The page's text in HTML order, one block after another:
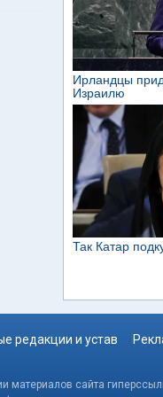
редакции и устав
сайта